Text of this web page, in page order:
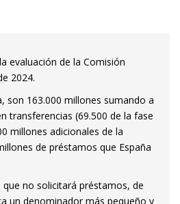
evaluación de la Comisión
2024.
son 163.000 millones sumando a
transferencias (69.500 de la fase
millones adicionales de la
de préstamos que España
que no solicitará préstamos, de
un denominador más pequeño y